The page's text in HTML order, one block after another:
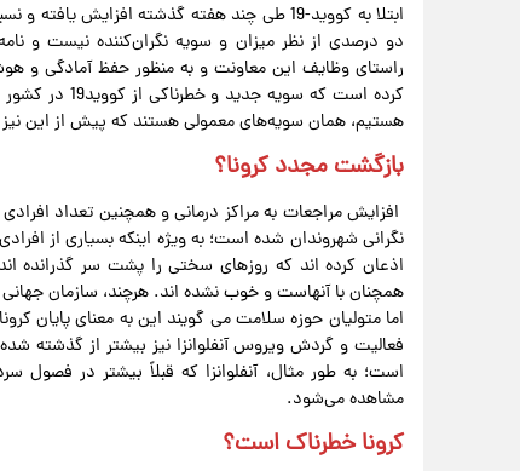
ابتلا به کووید-19 طی چند هفته گذشته افزایش
دو درصدی از نظر میزان و سویه نگران‌کننده نیست و
راستای وظایف این معاونت و به منظور حفظ آمادگی و
کرده است که
هستیم، همان سویه‌های معمولی هستند که پیش از این
بازگشت مجدد کرونا؟
افزایش مراجعات به مراکز درمانی و همچنین تعداد
نگرانی شهروندان شده است؛ به ویژه اینکه بسیاری از
اذعان کرده اند که روزهای سختی را پشت سر گذرانده
همچنان با آنهاست و خوب نشده اند. هرچند، سازمان
اما متولیان حوزه سلامت می گویند این به معنای پایان
فعالیت و گردش ویروس آنفلوانزا نیز بیشتر از گذشته
است؛ به طور مثال، آنفلوانزا که قبلاً بیشتر در
مشاهده می‌شود.
کرونا خطرناک است؟